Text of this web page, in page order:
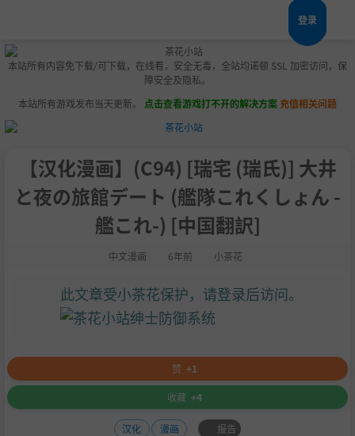
登录
本站所有内容免下载/可下载，在线看，安全无毒，全站均诺顿 SSL 加密访问，保
障安全及隐私。
本站所有游戏发布当天更新。 点击查看游戏打不开的解决方案充值相关问题
【汉化漫画】(C94) [瑞宅 (瑞氏)] 大井
と夜の旅館デート (艦隊これくしょん -
艦これ-) [中国翻訳]
中文漫画 6年前 小茶花
此文章受小茶花保护，请登录后访问。
赞 +1
收藏 +4
汉化 漫画 报告